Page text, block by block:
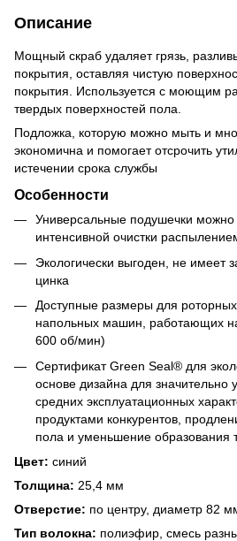
Описание
Мощный скраб удаляет грязь,
покрытия, оставляя чистую
покрытия. Используется с моющим
твердых поверхностей пола.
Подложка, которую можно мыть и
экономична и помогает отсрочить
истечении срока службы
Особенности
Универсальные подушечки можно
интенсивной очистки
Экологически выгоден, не имеет
цинка
Доступные размеры для
напольных машин, работающих
600 об/мин)
Сертификат Green Seal® для
основе дизайна для
средних эксплуатационных
продуктами конкурентов,
пола и уменьшение образования
Цвет: синий
Толщина: 25,4 мм
Отверстие: по центру, диаметр 82
Тип волокна: полиэфир, смесь